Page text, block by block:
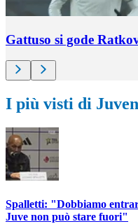
Gattuso si gode
I più visti di
Spalletti: "Dobbiamo
Juve non può stare fuori"